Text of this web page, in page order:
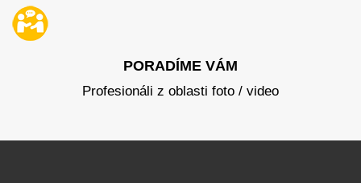
PORADÍME VÁM
Profesionáli z oblasti foto / video